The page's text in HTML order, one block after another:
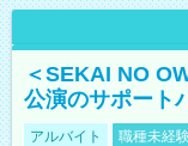
＜SEKAI NO
公演のサポート
アルバイト 職種未経